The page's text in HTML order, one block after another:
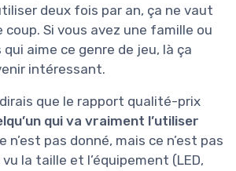
deux fois par an, ça ne vaut
Si vous avez une famille ou
qui aime ce genre de jeu, là ça
intéressant.
que le rapport qualité-prix
qui va vraiment l’utiliser
n’est pas donné, mais ce n’est pas
la taille et l’équipement (LED,